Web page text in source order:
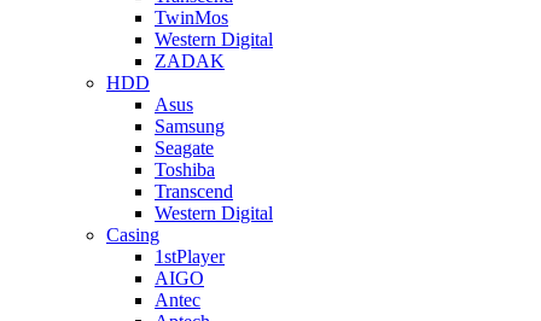
TwinMos
Western Digital
ZADAK
HDD
Asus
Samsung
Seagate
Toshiba
Transcend
Western Digital
Casing
1stPlayer
AIGO
Antec